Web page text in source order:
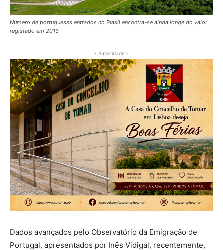
Número de portugueses entrados no Brasil encontra-se ainda longe do valor
registado em 2013
- Publicidade -
Dados avançados pelo Observatório da Emigração de
Portugal, apresentados por Inês Vidigal, recentemente,